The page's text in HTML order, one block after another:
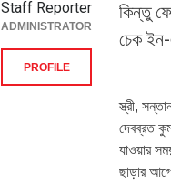
কিন্তু
চেক
স্ত্রী,
দেবব্রত
যাওয়ার
ছাড়ার
Staff Reporter
ADMINISTRATOR
PROFILE